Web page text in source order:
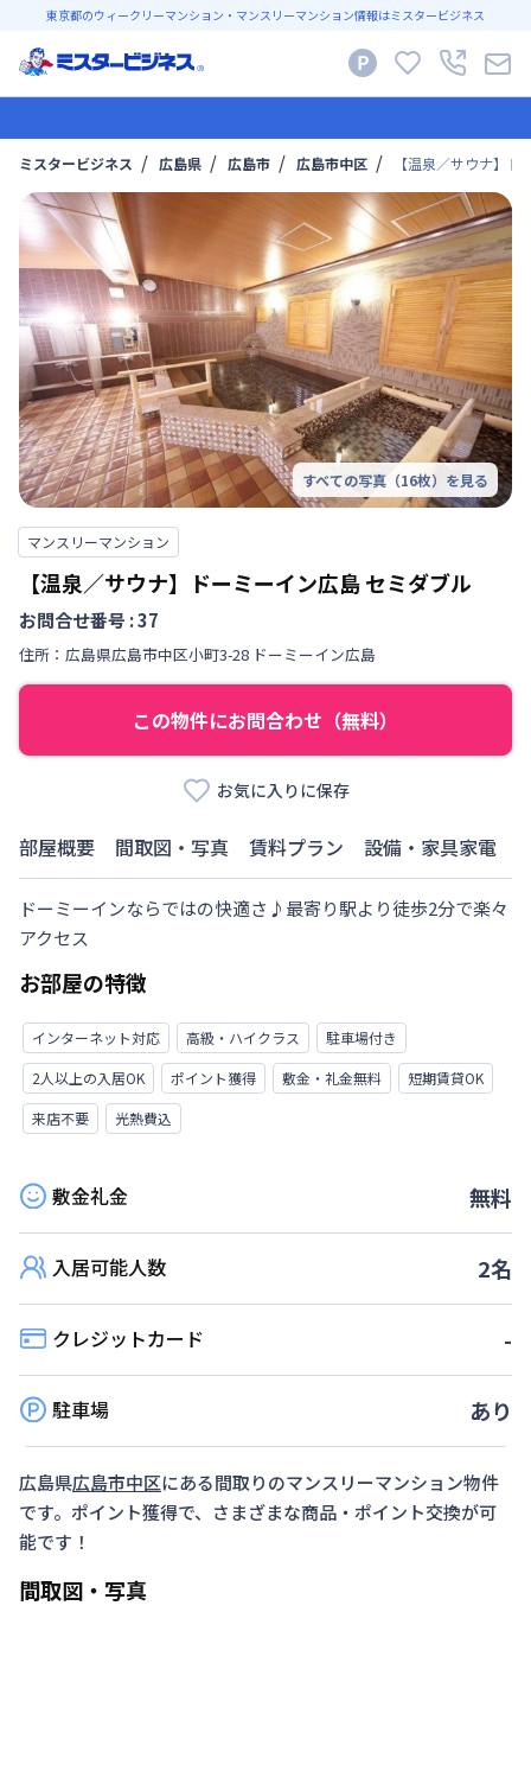
東京都のウィークリーマンション・マンスリーマンション情報はミスタービジネス
ミスタービジネス 広島県 広島市 広島市中区 【温泉／サウナ】
すべての写真（16枚）を見る
マンスリーマンション
【温泉／サウナ】ドーミーイン広島セミダブル
お問合せ番号 :37
住所： 広島県広島市中区小町3-28 ドーミーイン広島
この物件にお問合わせ（無料）
お気に入りに保存
部屋概要 間取図・写真 賃料プラン 設備・家具家電
ドーミーインならではの快適さ♪最寄り駅より徒歩2分で楽々
アクセス
お部屋の特徴
インターネット対応 高級・ハイクラス
駐車場付き
2人以上の入居OK
ポイント獲得 敷金・礼金無料
短期賃貸OK
来店不要
光熱費込
敷金礼金 無料
入居可能人数 2名
クレジットカード -
駐車場 あり
広島県広島市中区にある間取りのマンスリーマンション物件
です。ポイント獲得で、さまざまな商品・ポイント交換が可
能です！
間取図・写真